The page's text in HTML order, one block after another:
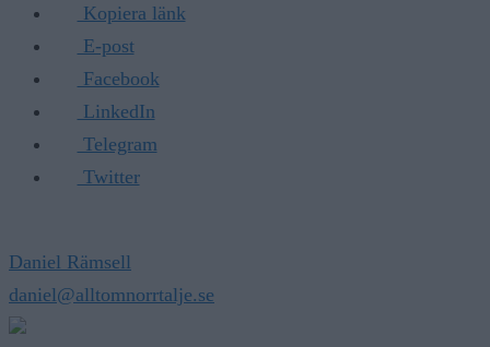
Kopiera länk
E-post
Facebook
LinkedIn
Telegram
Twitter
Daniel Rämsell
daniel@alltomnorrtalje.se